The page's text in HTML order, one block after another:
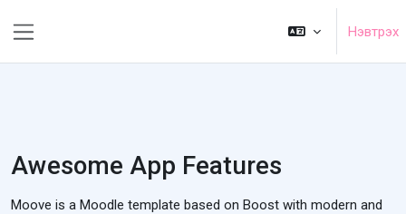
Нэвтрэх
Awesome App Features
Moove is a Moodle template based on Boost with modern and